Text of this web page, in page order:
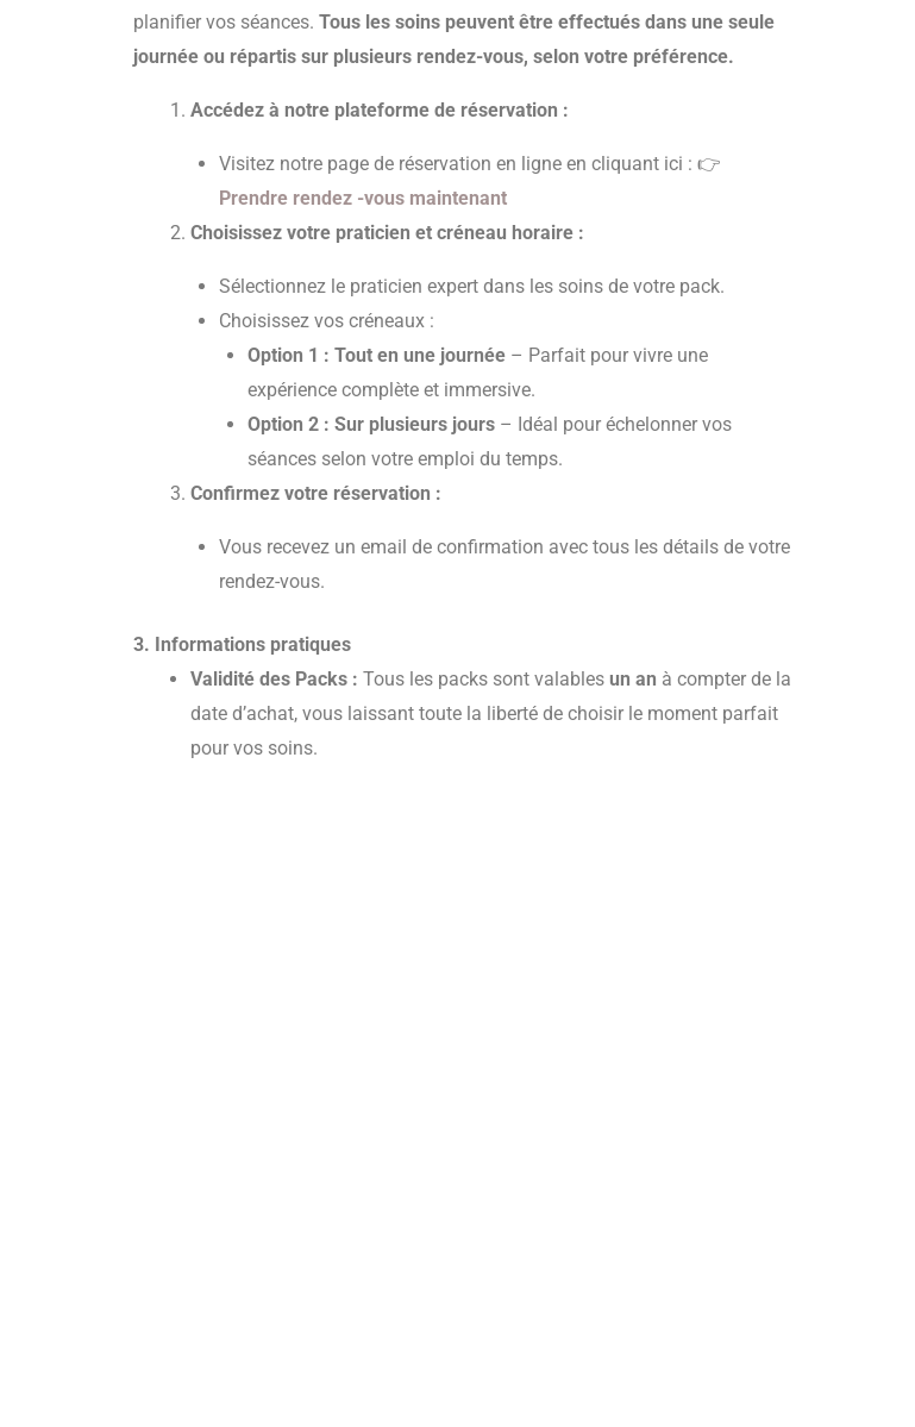
planifier vos séances. Tous les soins peuvent être effectués dans une seule
journée ou répartis sur plusieurs rendez-vous, selon votre préférence.
Accédez à notre plateforme de réservation :
Visitez notre page de réservation en ligne en cliquant ici : 👉
Prendre rendez -vous maintenant
Choisissez votre praticien et créneau horaire :
Sélectionnez le praticien expert dans les soins de votre pack.
Choisissez vos créneaux :
Option 1 : Tout en une journée – Parfait pour vivre une
expérience complète et immersive.
Option 2 : Sur plusieurs jours – Idéal pour échelonner vos
séances selon votre emploi du temps.
Confirmez votre réservation :
Vous recevez un email de confirmation avec tous les détails de votre
rendez-vous.
3. Informations pratiques
Validité des Packs : Tous les packs sont valables un an à compter de la
date d’achat, vous laissant toute la liberté de choisir le moment parfait
pour vos soins.